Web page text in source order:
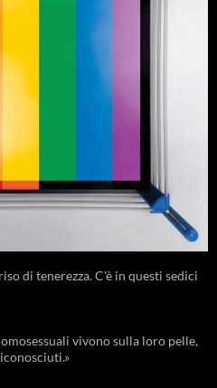
di tenerezza. C'è in questi sedici
vivono sulla loro pelle,